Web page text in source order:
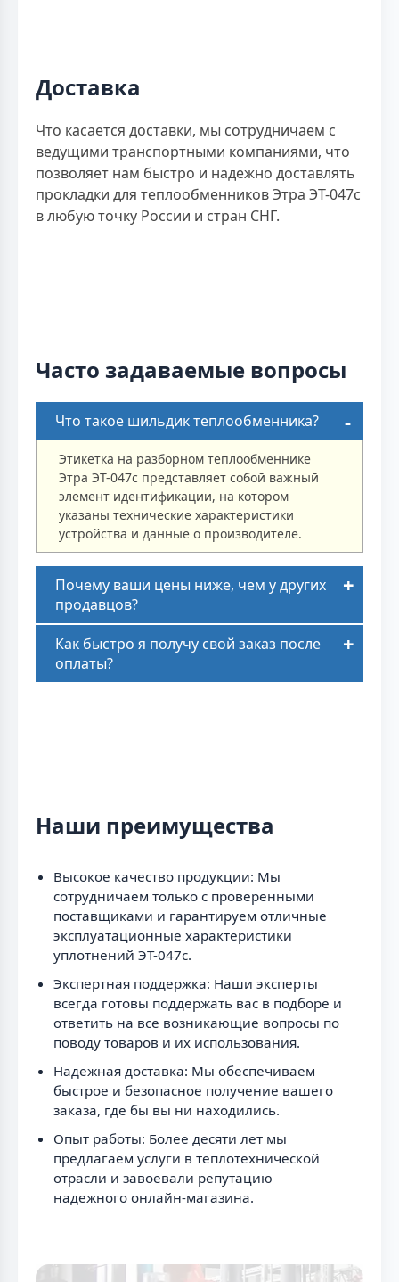
Доставка
Что касается доставки, мы сотрудничаем с
ведущими транспортными компаниями, что
позволяет нам быстро и надежно доставлять
прокладки для теплообменников Этра ЭТ-047с
в любую точку России и стран СНГ.
Часто задаваемые вопросы
Что такое шильдик теплообменника?
Этикетка на разборном теплообменнике
Этра ЭТ-047с представляет собой важный
элемент идентификации, на котором
указаны технические характеристики
устройства и данные о производителе.
Почему ваши цены ниже, чем у других
продавцов?
Как быстро я получу свой заказ после
оплаты?
Наши преимущества
Высокое качество продукции: Мы
сотрудничаем только с проверенными
поставщиками и гарантируем отличные
эксплуатационные характеристики
уплотнений ЭТ-047с.
Экспертная поддержка: Наши эксперты
всегда готовы поддержать вас в подборе и
ответить на все возникающие вопросы по
поводу товаров и их использования.
Надежная доставка: Мы обеспечиваем
быстрое и безопасное получение вашего
заказа, где бы вы ни находились.
Опыт работы: Более десяти лет мы
предлагаем услуги в теплотехнической
отрасли и завоевали репутацию
надежного онлайн-магазина.